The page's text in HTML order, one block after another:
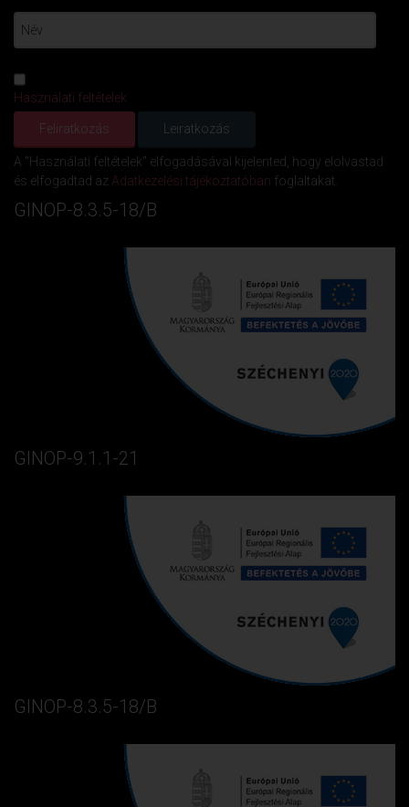
Használati feltételek
A "Használati feltételek" elfogadásával kijelented, hogy elolvastad
és elfogadtad az Adatkezelési tájékoztatóban foglaltakat.
GINOP-8.3.5-18/B
GINOP-9.1.1-21
GINOP-8.3.5-18/B